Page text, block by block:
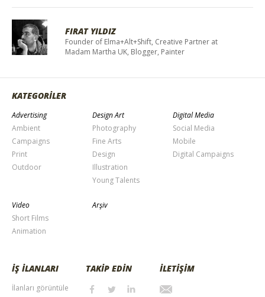
FIRAT YILDIZ
Founder of Elma+Alt+Shift, Creative Partner at
Madam Martha UK, Blogger, Painter
KATEGORİLER
Advertising
Ambient
Campaigns
Print
Outdoor
Design Art
Photography
Fine Arts
Design
Illustration
Young Talents
Digital Media
Social Media
Mobile
Digital Campaigns
Video
Short Films
Animation
Arşiv
İŞ İLANLARI
İlanları görüntüle
TAKİP EDİN İLETİŞİM